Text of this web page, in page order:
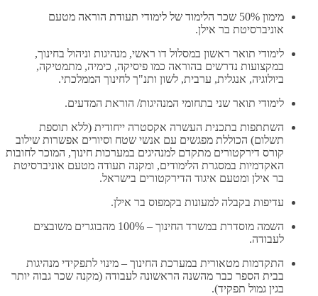
מימון 50% שכר הלימוד של לימודי תעודת הוראה מטעם
אוניברסיטת בר אילן.
לימודי תואר ראשון במסלול דו ראשי, מנהיגות וניהול בחינוך,
במקצועות נדרשים בהוראה כמו פיסיקה, כימיה, מתמטיקה,
ביולוגיה, אנגלית, ערבית, לשון ותנ"ך לחינוך הממלכתי.
לימודי תואר שני בתחומי המנהיגות/ הוראת המדעים.
השתתפות בתכנית העשרה אקסטרה ייחודית (ללא תוספת
תשלום) הכוללת מפגשים עם אנשי שטח וסיורים אפשרות שילוב
קורס דירקטורים מתקדם למנהיגים במערכות חינוך, המוכר לחובות
האקדמיות במסגרת הלימודים, ומקנה תעודה מטעם אוניברסיטת
בר אילן ומטעם איגוד הדירקטורים בישראל.
עדיפות בקבלה למעונות בקמפוס בר אילן.
השמה מוסדרת במשרד החינוך – 100% מהבוגרים משובצים
לעבודה.
התקדמות מטאורית במערכת החינוך – מינוי לתפקידי מנהיגות
בבית הספר כבר מהשנה הראשונה לעבודה (מקנה שכר גבוה יותר
בגין גמול תפקיד).